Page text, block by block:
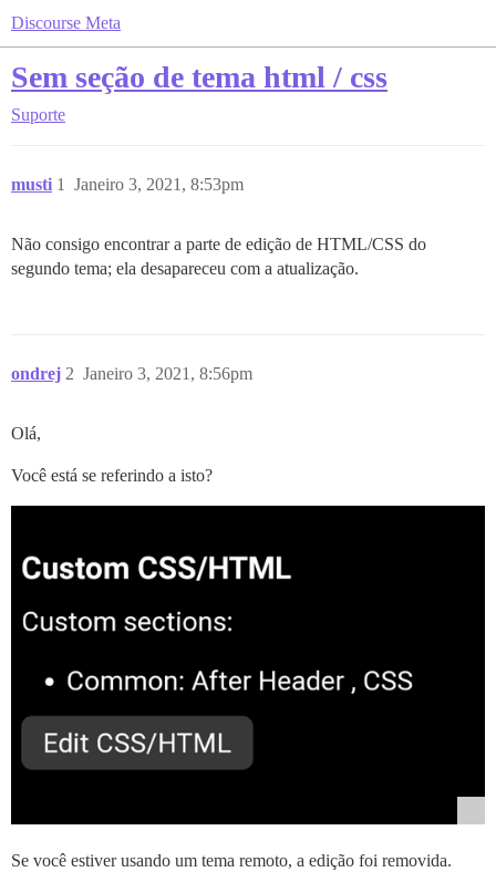
Discourse Meta
Sem seção de tema html / css
Suporte
musti Janeiro 3, 2021, 8:53pm
1
Não consigo encontrar a parte de edição de HTML/CSS do
segundo tema; ela desapareceu com a atualização.
ondrej Janeiro 3, 2021, 8:56pm
2
Olá,
Você está se referindo a isto?
Se você estiver usando um tema remoto, a edição foi removida.